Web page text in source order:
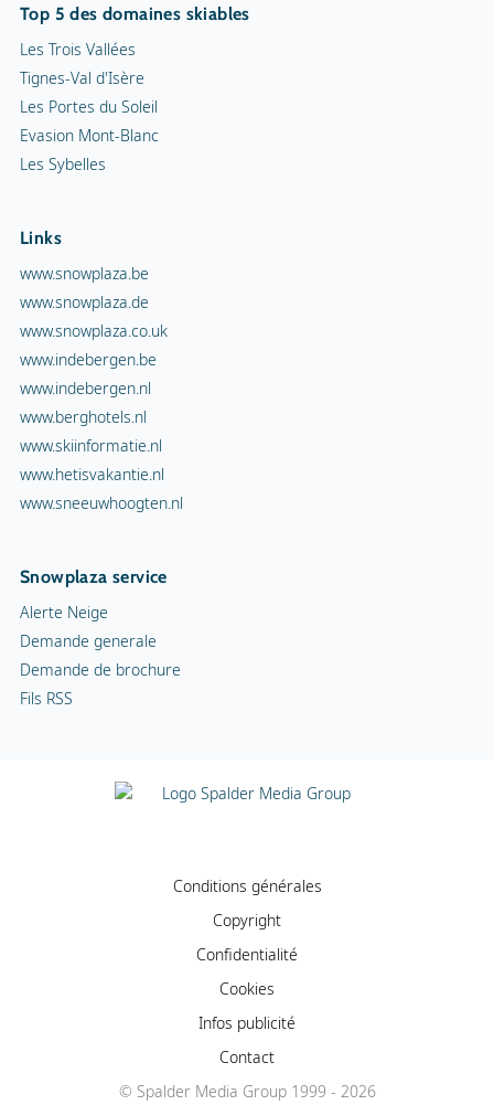
Top 5 des domaines skiables
Les Trois Vallées
Tignes-Val d'Isère
Les Portes du Soleil
Evasion Mont-Blanc
Les Sybelles
Links
www.snowplaza.be
www.snowplaza.de
www.snowplaza.co.uk
www.indebergen.be
www.indebergen.nl
www.berghotels.nl
www.skiinformatie.nl
www.hetisvakantie.nl
www.sneeuwhoogten.nl
Snowplaza service
Alerte Neige
Demande generale
Demande de brochure
Fils RSS
Conditions générales
Copyright
Confidentialité
Cookies
Infos publicité
Contact
© Spalder Media Group 1999 - 2026